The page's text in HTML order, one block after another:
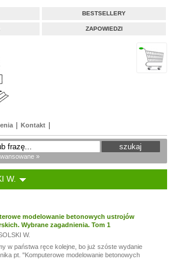
BESTSELLERY
ZAPOWIEDZI
Kontakt
»
W.
modelowanie betonowych ustrojów
Wybrane zagadnienia. Tom 1
W.
w państwa ręce kolejne, bo już szóste wydanie
pt. "Komputerowe modelowanie betonowych